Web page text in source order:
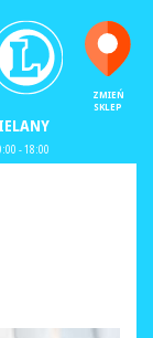
ZMIEŃ
SKLEP
- 18:00